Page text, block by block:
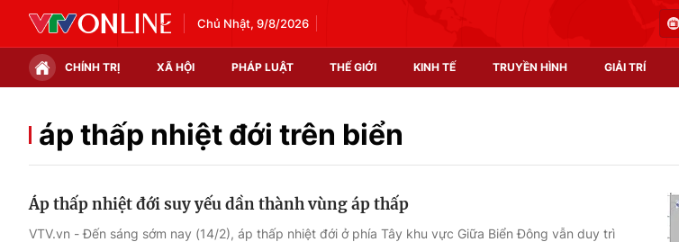
Chủ Nhật, 9/8/2026
CHÍNH TRỊ XÃ HỘI PHÁP LUẬT THẾ GIỚI KINH TẾ TRUYỀN HÌNH GIẢI TRÍ
Chính trị Xã hội
áp thấp nhiệt đới trên biển
Áp thấp nhiệt đới suy yếu dần thành vùng áp thấp
VTV.vn - Đến sáng sớm nay (14/2), áp thấp nhiệt đới ở phía Tây khu vực Giữa Biển Đông vẫn duy trì